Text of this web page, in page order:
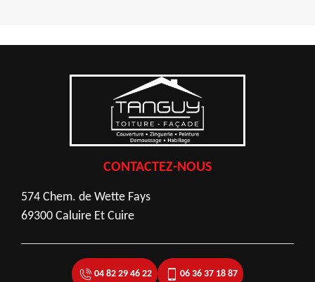
CONTACTEZ-NOUS
574 Chem. de Wette Fays
69300 Caluire Et Cuire
04 82 29 46 22 06 36 37 18 87